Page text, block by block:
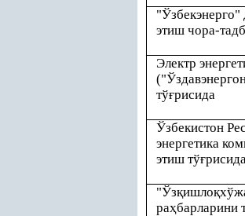
"Ўзбекэнерго"
этиш чора-
Электр
тўғрисида
Ўзбекистон
энергетика
этиш тўғ
"Ўзқишлоқ
раҳбарларини